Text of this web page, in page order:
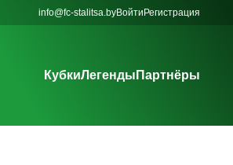
info@fc-stalitsa.byВойти Регистрация
КубкиЛегенды Партнёры